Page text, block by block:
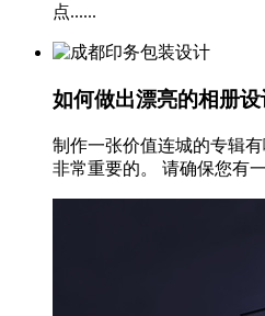
点......
如何做出漂亮的相册设
制作一张价值连城的专辑
非常重要的。 请确保您有